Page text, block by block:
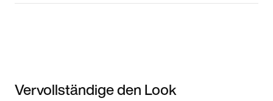
Vervollständige den Look